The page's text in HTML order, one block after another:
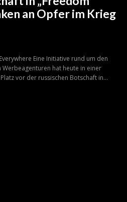
an Opfer im Krieg
Eine Initiative rund um den
hat heute in einer
vor der russischen Botschaft in...